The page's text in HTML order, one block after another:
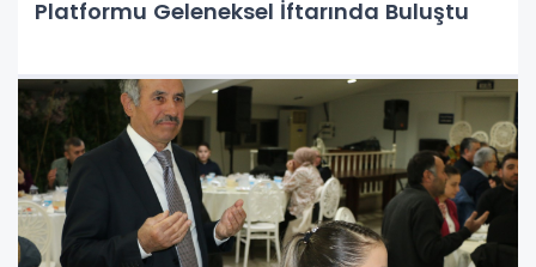
Platformu Geleneksel İftarında Buluştu